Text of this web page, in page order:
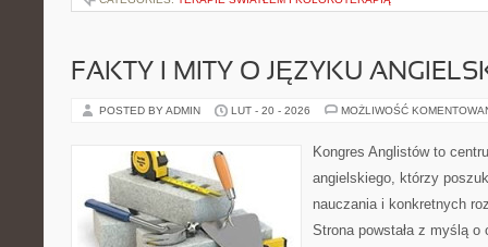
FAKTY I MITY O JĘZYKU
POSTED BY ADMIN LUT - 20 - 2026 MOŻLIWOŚĆ
Kongres Anglistów to
angielskiego, którzy
nauczania i konkretnych
Strona powstała z myślą